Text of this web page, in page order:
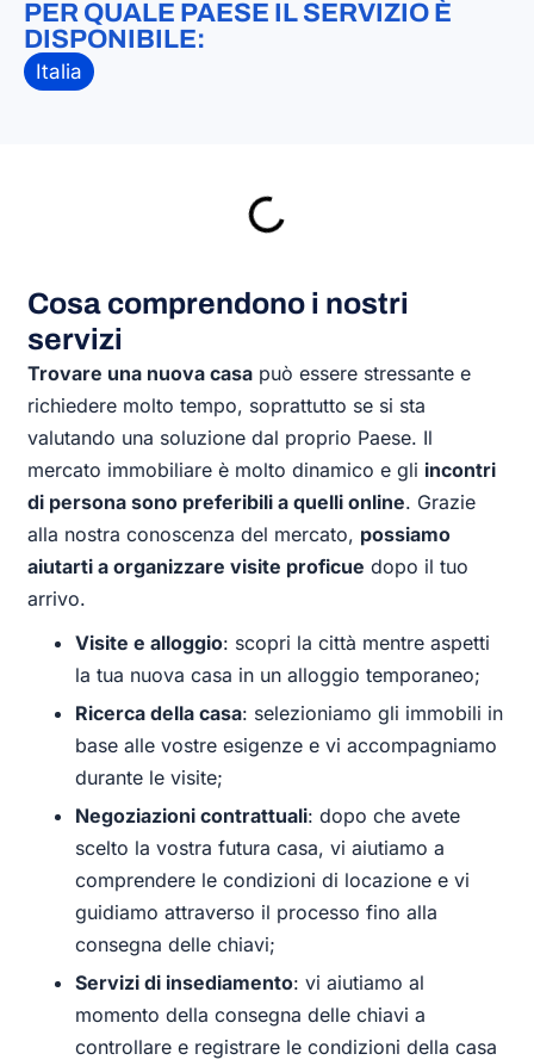
PER QUALE PAESE IL SERVIZIO È
DISPONIBILE:
Italia
Cosa comprendono i nostri
servizi
Trovare una nuova casa può essere stressante e
richiedere molto tempo, soprattutto se si sta
valutando una soluzione dal proprio Paese. Il
mercato immobiliare è molto dinamico e gli incontri
di persona sono preferibili a quelli online. Grazie
alla nostra conoscenza del mercato, possiamo
aiutarti a organizzare visite proficue dopo il tuo
arrivo.
Visite e alloggio: scopri la città mentre aspetti
la tua nuova casa in un alloggio temporaneo;
Ricerca della casa: selezioniamo gli immobili in
base alle vostre esigenze e vi accompagniamo
durante le visite;
Negoziazioni contrattuali: dopo che avete
scelto la vostra futura casa, vi aiutiamo a
comprendere le condizioni di locazione e vi
guidiamo attraverso il processo fino alla
consegna delle chiavi;
Servizi di insediamento: vi aiutiamo al
momento della consegna delle chiavi a
controllare e registrare le condizioni della casa